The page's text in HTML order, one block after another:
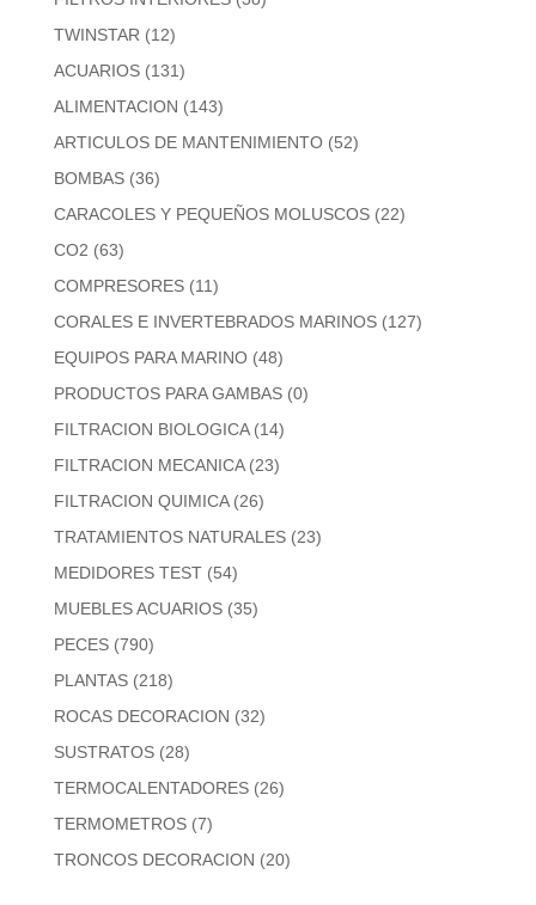
TWINSTAR (12)
ACUARIOS (131)
ALIMENTACION (143)
ARTICULOS DE MANTENIMIENTO (52)
BOMBAS (36)
CARACOLES Y PEQUEÑOS MOLUSCOS (22)
CO2 (63)
COMPRESORES (11)
CORALES E INVERTEBRADOS MARINOS (127)
EQUIPOS PARA MARINO (48)
PRODUCTOS PARA GAMBAS (0)
FILTRACION BIOLOGICA (14)
FILTRACION MECANICA (23)
FILTRACION QUIMICA (26)
TRATAMIENTOS NATURALES (23)
MEDIDORES TEST (54)
MUEBLES ACUARIOS (35)
PECES (790)
PLANTAS (218)
ROCAS DECORACION (32)
SUSTRATOS (28)
TERMOCALENTADORES (26)
TERMOMETROS (7)
TRONCOS DECORACION (20)